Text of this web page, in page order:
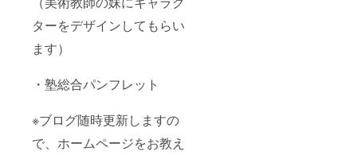
ターをデザインしてもらい
ます）
・塾総合パンフレット
※ブログ随時更新しますの
で、ホームページをお教え